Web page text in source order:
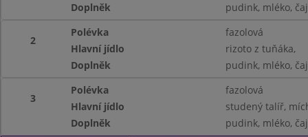
Doplněk
pudink, mléko, čaj
2
Polévka
fazolová
Hlavní jídlo
rizoto z tuňáka,
Doplněk
pudink, mléko, čaj
3
Polévka
fazolová
Hlavní jídlo
studený talíř,
Doplněk
pudink, mléko, čaj